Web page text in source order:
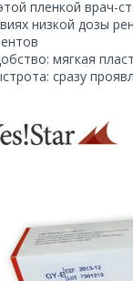
пленкой врач-
низкой дозы
мягкая
сразу